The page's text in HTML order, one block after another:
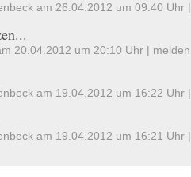
am 26.04.2012 um 09:40 Uhr |
20.04.2012 um 20:10 Uhr | melden
am 19.04.2012 um 16:22 Uhr |
am 19.04.2012 um 16:21 Uhr |